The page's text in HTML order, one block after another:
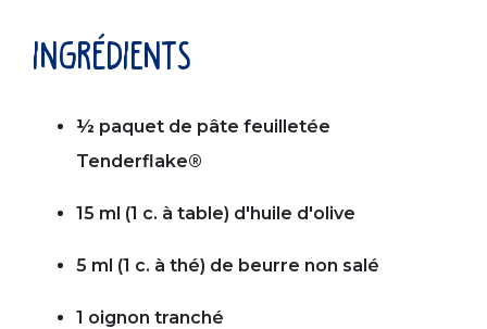
ingrédients
½ paquet de pâte feuilletée
Tenderflake®
15 ml (1 c. à table) d'huile d'olive
5 ml (1 c. à thé) de beurre non salé
1 oignon tranché